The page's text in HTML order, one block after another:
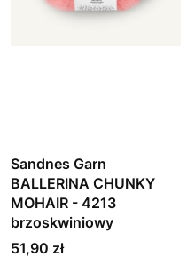
Sandnes Garn
BALLERINA CHUNKY
MOHAIR - 4213
brzoskwiniowy
Cena
51,90 zł